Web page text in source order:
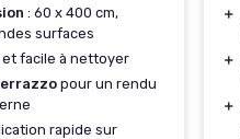
: 60 x 400 cm,
surfaces
et facile à nettoyer
pour un rendu
rapide sur
＋
＋
＋